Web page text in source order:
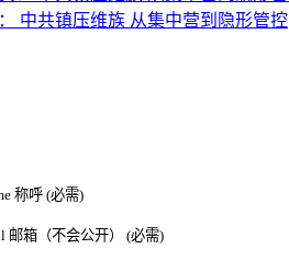
中共镇压维族 从集中营到隐形管控
称呼 (必需)
邮箱（不会公开） (必需)